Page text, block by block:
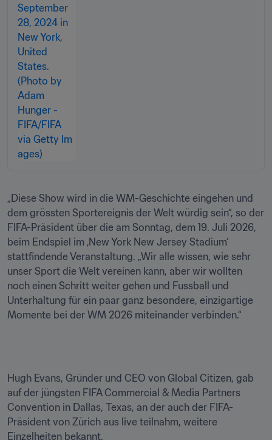
„Diese Show wird in die WM-Geschichte eingehen und
dem grössten Sportereignis der Welt würdig sein“, so der
FIFA-Präsident über die am Sonntag, dem 19. Juli 2026,
beim Endspiel im ‚New York New Jersey Stadium‘
stattfindende Veranstaltung. „Wir alle wissen, wie sehr
unser Sport die Welt vereinen kann, aber wir wollten
noch einen Schritt weiter gehen und Fussball und
Unterhaltung für ein paar ganz besondere, einzigartige
Momente bei der WM 2026 miteinander verbinden.“
Hugh Evans, Gründer und CEO von Global Citizen, gab
auf der jüngsten FIFA Commercial & Media Partners
Convention in Dallas, Texas, an der auch der FIFA-
Präsident von Zürich aus live teilnahm, weitere
Einzelheiten bekannt.